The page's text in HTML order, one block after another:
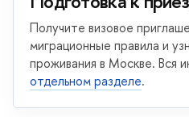
Получите визовое
миграционные правила и
проживания в Москве. Вся
отдельном разделе.